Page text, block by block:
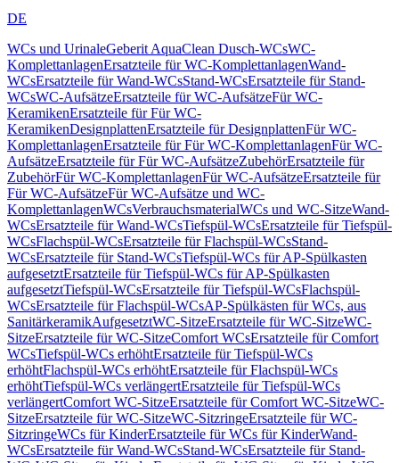
DE
WCs und UrinaleGeberit AquaClean Dusch-WCsWC-
KomplettanlagenErsatzteile für WC-KomplettanlagenWand-
WCsErsatzteile für Wand-WCsStand-WCsErsatzteile für Stand-
WCsWC-AufsätzeErsatzteile für WC-AufsätzeFür WC-
KeramikenErsatzteile für Für WC-
KeramikenDesignplattenErsatzteile für DesignplattenFür WC-
KomplettanlagenErsatzteile für Für WC-KomplettanlagenFür WC-
AufsätzeErsatzteile für Für WC-AufsätzeZubehörErsatzteile für
ZubehörFür WC-KomplettanlagenFür WC-AufsätzeErsatzteile für
Für WC-AufsätzeFür WC-Aufsätze und WC-
KomplettanlagenWCsVerbrauchsmaterialWCs und WC-SitzeWand-
WCsErsatzteile für Wand-WCsTiefspül-WCsErsatzteile für Tiefspül-
WCsFlachspül-WCsErsatzteile für Flachspül-WCsStand-
WCsErsatzteile für Stand-WCsTiefspül-WCs für AP-Spülkasten
aufgesetztErsatzteile für Tiefspül-WCs für AP-Spülkasten
aufgesetztTiefspül-WCsErsatzteile für Tiefspül-WCsFlachspül-
WCsErsatzteile für Flachspül-WCsAP-Spülkästen für WCs, aus
SanitärkeramikAufgesetztWC-SitzeErsatzteile für WC-SitzeWC-
SitzeErsatzteile für WC-SitzeComfort WCsErsatzteile für Comfort
WCsTiefspül-WCs erhöhtErsatzteile für Tiefspül-WCs
erhöhtFlachspül-WCs erhöhtErsatzteile für Flachspül-WCs
erhöhtTiefspül-WCs verlängertErsatzteile für Tiefspül-WCs
verlängertComfort WC-SitzeErsatzteile für Comfort WC-SitzeWC-
SitzeErsatzteile für WC-SitzeWC-SitzringeErsatzteile für WC-
SitzringeWCs für KinderErsatzteile für WCs für KinderWand-
WCsErsatzteile für Wand-WCsStand-WCsErsatzteile für Stand-